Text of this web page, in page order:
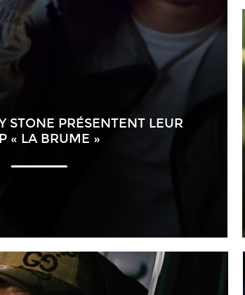
STONE PRÉSENTENT LEUR
« LA BRUME »